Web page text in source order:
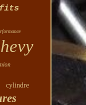
fits
cylindre